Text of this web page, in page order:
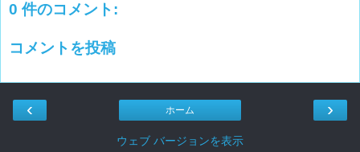
0 件のコメント:
コメントを投稿
‹ ›
ホーム
ウェブ バージョンを表示